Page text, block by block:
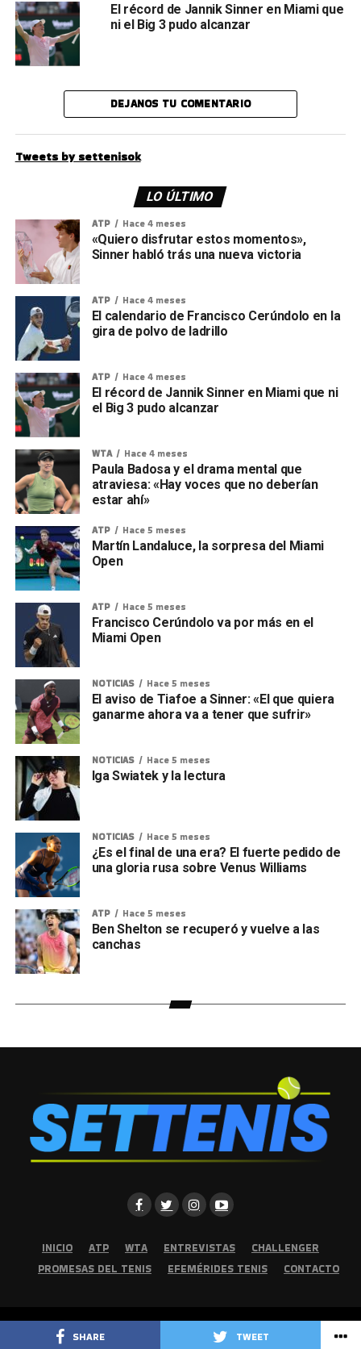
SHARE TWEET
El récord de Jannik Sinner en Miami que
ni el Big 3 pudo alcanzar
DEJANOS TU COMENTARIO
Tweets by settenisok
LO ÚLTIMO
ATP Hace 4 meses
«Quiero disfrutar estos momentos»,
Sinner habló trás una nueva victoria
ATP Hace 4 meses
El calendario de Francisco Cerúndolo en la
gira de polvo de ladrillo
ATP Hace 4 meses
El récord de Jannik Sinner en Miami que ni
el Big 3 pudo alcanzar
WTA Hace 4 meses
Paula Badosa y el drama mental que
atraviesa: «Hay voces que no deberían
estar ahí»
ATP Hace 5 meses
Martín Landaluce, la sorpresa del Miami
Open
ATP Hace 5 meses
Francisco Cerúndolo va por más en el
Miami Open
NOTICIAS Hace 5 meses
El aviso de Tiafoe a Sinner: «El que quiera
ganarme ahora va a tener que sufrir»
NOTICIAS Hace 5 meses
Iga Swiatek y la lectura
NOTICIAS Hace 5 meses
¿Es el final de una era? El fuerte pedido de
una gloria rusa sobre Venus Williams
ATP Hace 5 meses
Ben Shelton se recuperó y vuelve a las
canchas
INICIO ATP WTA ENTREVISTAS
CHALLENGER
PROMESAS DEL TENIS
EFEMÉRIDES TENIS CONTACTO
Copyright © 2026 | Set Tenis | Todos los derechos reservados